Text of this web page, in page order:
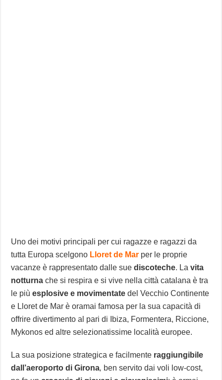
Uno dei motivi principali per cui ragazze e ragazzi da
tutta Europa scelgono Lloret de Mar per le proprie
vacanze è rappresentato dalle suediscoteche. Lavita
notturna che si respira e si vive nella città catalana è tra
le piùesplosive e movimentate del Vecchio Continente
e Lloret de Mar è oramai famosa per la sua capacità di
offrire divertimento al pari di Ibiza, Formentera, Riccione,
Mykonos ed altre selezionatissime località europee.
La sua posizione strategica e facilmente raggiungibile
dall’aeroporto di Girona, ben servito dai voli low-cost,